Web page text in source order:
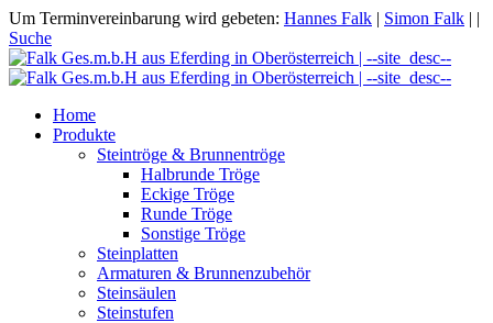
Um Terminvereinbarung wird gebeten: Hannes Falk | Simon Falk | |
Suche
Home
Produkte
Steintröge & Brunnentröge
Halbrunde Tröge
Eckige Tröge
Runde Tröge
Sonstige Tröge
Steinplatten
Armaturen & Brunnenzubehör
Steinsäulen
Steinstufen